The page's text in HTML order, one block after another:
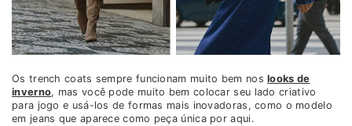
Os trench coats sempre funcionam muito bem noslooks de
inverno, mas você pode muito bem colocar seu lado criativo
para jogo e usá-los de formas mais inovadoras, como o modelo
em jeans que aparece como peça única por aqui.